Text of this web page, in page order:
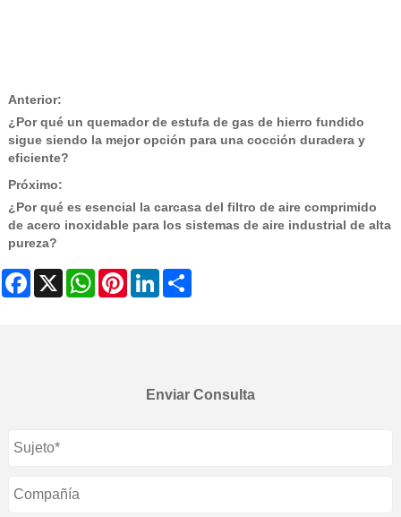
Anterior:
¿Por qué un quemador de estufa de gas de hierro fundido
sigue siendo la mejor opción para una cocción duradera y
eficiente?
Próximo:
¿Por qué es esencial la carcasa del filtro de aire comprimido
de acero inoxidable para los sistemas de aire industrial de alta
pureza?
Facebook
X WhatsAppPinterestLinkedIn
Enviar Consulta